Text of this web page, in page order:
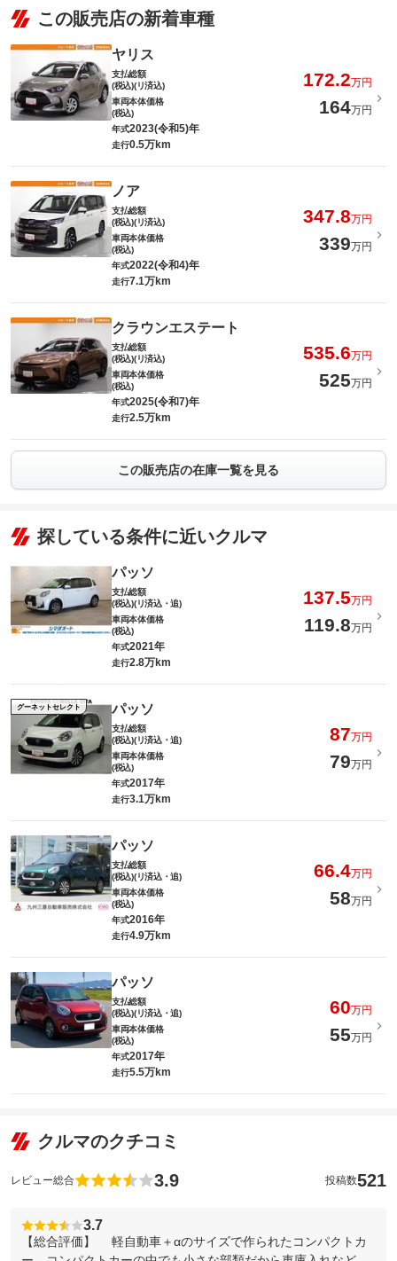
この販売店の新着車種
ヤリス
支払総額
(税込)(リ済込)
172.2万円
車両本体価格
(税込)
164万円
年式2023(令和5)年
走行0.5万km
ノア
支払総額
(税込)(リ済込)
347.8万円
車両本体価格
(税込)
339万円
年式2022(令和4)年
走行7.1万km
クラウンエステート
支払総額
(税込)(リ済込)
535.6万円
車両本体価格
(税込)
525万円
年式2025(令和7)年
走行2.5万km
この販売店の在庫一覧を見る
探している条件に近いクルマ
パッソ
支払総額
(税込)(リ済込・追)
137.5万円
車両本体価格
(税込)
119.8万円
年式2021年
走行2.8万km
グーネットセレクト パッソ
支払総額
(税込)(リ済込・追)
87万円
車両本体価格
(税込)
79万円
年式2017年
走行3.1万km
パッソ
支払総額
(税込)(リ済込・追)
66.4万円
車両本体価格
(税込)
58万円
年式2016年
走行4.9万km
パッソ
支払総額
(税込)(リ済込・追)
60万円
車両本体価格
(税込)
55万円
年式2017年
走行5.5万km
クルマのクチコミ
レビュー総合 3.9 投稿数521
3.7
【総合評価】 軽自動車＋αのサイズで作られたコンパクトカ